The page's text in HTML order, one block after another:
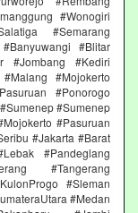
#Wonogiri
#Semarang
#Blitar
#Jombang #Kediri
#Mojokerto
#Ponorogo
#Sumenep
#Pasuruan
#Jakarta #Barat
#Pandeglang
#Tangerang
#Sleman
#Medan